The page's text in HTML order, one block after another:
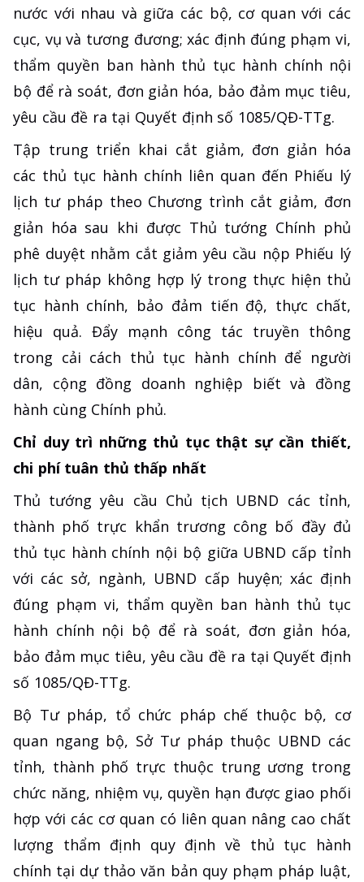
nước với nhau và giữa các bộ, cơ quan với các
cục, vụ và tương đương; xác định đúng phạm vi,
thẩm quyền ban hành thủ tục hành chính nội
bộ để rà soát, đơn giản hóa, bảo đảm mục tiêu,
yêu cầu đề ra tại Quyết định số 1085/QĐ-TTg.
Tập trung triển khai cắt giảm, đơn giản hóa
các thủ tục hành chính liên quan đến Phiếu lý
lịch tư pháp theo Chương trình cắt giảm, đơn
giản hóa sau khi được Thủ tướng Chính phủ
phê duyệt nhằm cắt giảm yêu cầu nộp Phiếu lý
lịch tư pháp không hợp lý trong thực hiện thủ
tục hành chính, bảo đảm tiến độ, thực chất,
hiệu quả. Đẩy mạnh công tác truyền thông
trong cải cách thủ tục hành chính để người
dân, cộng đồng doanh nghiệp biết và đồng
hành cùng Chính phủ.
Chỉ duy trì những thủ tục thật sự cần thiết,
chi phí tuân thủ thấp nhất
Thủ tướng yêu cầu Chủ tịch UBND các tỉnh,
thành phố trực khẩn trương công bố đầy đủ
thủ tục hành chính nội bộ giữa UBND cấp tỉnh
với các sở, ngành, UBND cấp huyện; xác định
đúng phạm vi, thẩm quyền ban hành thủ tục
hành chính nội bộ để rà soát, đơn giản hóa,
bảo đảm mục tiêu, yêu cầu đề ra tại Quyết định
số 1085/QĐ-TTg.
Bộ Tư pháp, tổ chức pháp chế thuộc bộ, cơ
quan ngang bộ, Sở Tư pháp thuộc UBND các
tỉnh, thành phố trực thuộc trung ương trong
chức năng, nhiệm vụ, quyền hạn được giao phối
hợp với các cơ quan có liên quan nâng cao chất
lượng thẩm định quy định về thủ tục hành
chính tại dự thảo văn bản quy phạm pháp luật,